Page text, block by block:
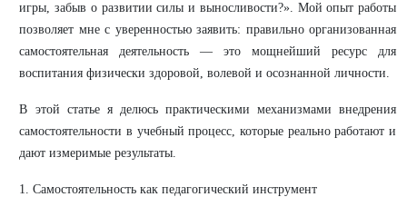
игры, забыв о развитии силы и выносливости?». Мой опыт работы
позволяет мне с уверенностью заявить: правильно организованная
самостоятельная деятельность — это мощнейший ресурс для
воспитания физически здоровой, волевой и осознанной личности.
В этой статье я делюсь практическими механизмами внедрения
самостоятельности в учебный процесс, которые реально работают и
дают измеримые результаты.
1. Самостоятельность как педагогический инструмент